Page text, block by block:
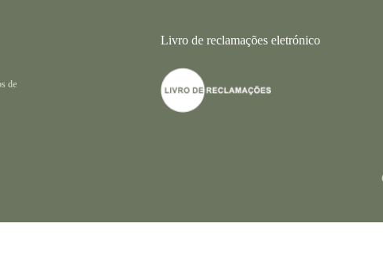
de
Livro de reclamações eletrónico